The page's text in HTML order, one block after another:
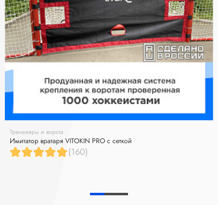
Тренажеры и ворота
Имитатор вратаря VITOKIN PRO с сеткой
(160)